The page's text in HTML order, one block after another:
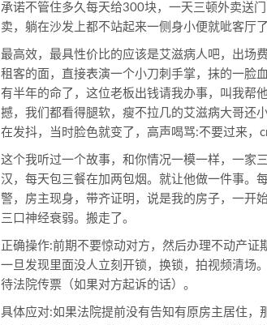
承诺不管住多久每天给300块，一天三顿外卖送
卖，躺在沙发上都不站起来一侧身小便就呲客厅
最高效，最具性价比的应该是艾滋病人吧，出场
租客的面，直接表演一个小刀刺手掌，抹的一脸
有半年的命了，这位老板出钱请我办事，叫我帮
撼，我们都看得腿软，瘦不拉几的艾滋病大哥还
在发抖，当时脸色就变了，高声喝骂:不要过来，
这个我听过一个故事，和你情况一模一样，一家
汉，每天包三餐在加两包烟。就让他做一件事。
警，房主现身，带齐证明，说是我的房子，一开
三口神经衰弱。搬走了。
正确操作:前期不要惊动对方，然后办理不动产证
一旦发现里面没人立刻开锁，换锁，拍视频清场
待法院传票（如果对方起诉的话）。
具体应对:如果法院提前没有告知有原房主居住